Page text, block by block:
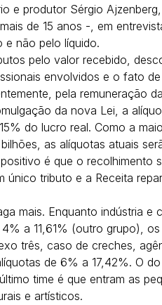
e produtor Sérgio
de 15 anos -, em
e não pelo líquido.
pelo valor recebido,
envolvidos e o fato
pela remuneração
da nova Lei, a
do lucro real. Como a
as alíquotas atuais
é que o recolhimento
único tributo e a Receita
mais. Enquanto indústria e
a 11,61% (outro grupo),
três, caso de creches,
de 6% a 17,42%. O
time é que entram as
e artísticos.